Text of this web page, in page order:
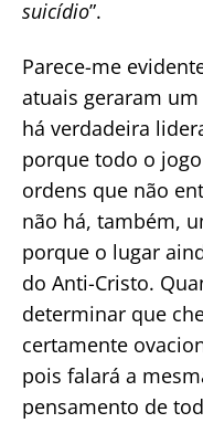
suicídio”.
Parece-me
atuais geraram
há verdadeira
porque todo o
ordens que não
não há, também,
porque o lugar
do Anti-Cristo.
determinar que
certamente
pois falará a
pensamento de